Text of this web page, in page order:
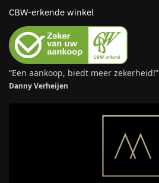
CBW-erkende winkel
“Een aankoop, biedt meer zekerheid!”
Danny Verheijen